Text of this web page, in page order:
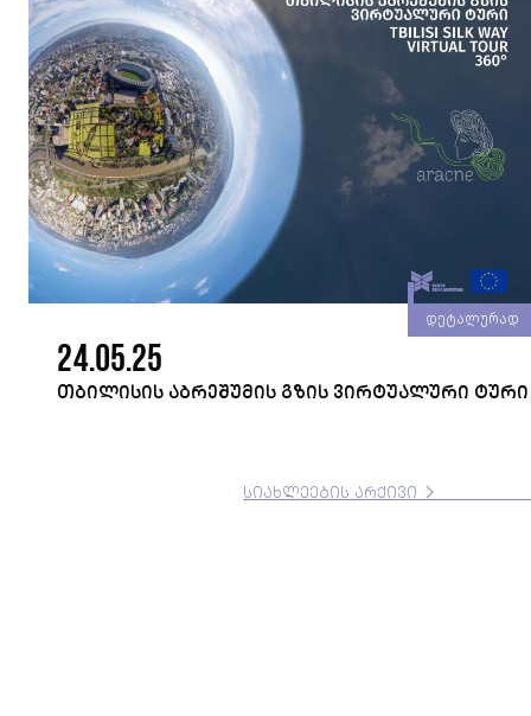
დეტალურად
24.05.25
ᲗᲑᲘᲚᲘᲡᲘᲡ ᲐᲑᲠᲔᲨᲣᲛᲘᲡ ᲒᲖᲘᲡ ᲕᲘᲠᲢᲣᲐᲚᲣᲠᲘ ᲢᲣᲠᲘ
ᲡᲘᲐᲮᲚᲔᲔᲑᲘᲡ ᲐᲠᲥᲘᲕᲘ